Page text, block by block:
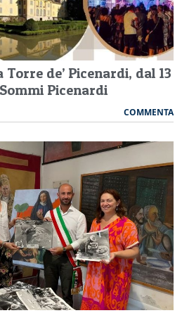
de’ Picenardi, dal 13
Picenardi
COMMENTA